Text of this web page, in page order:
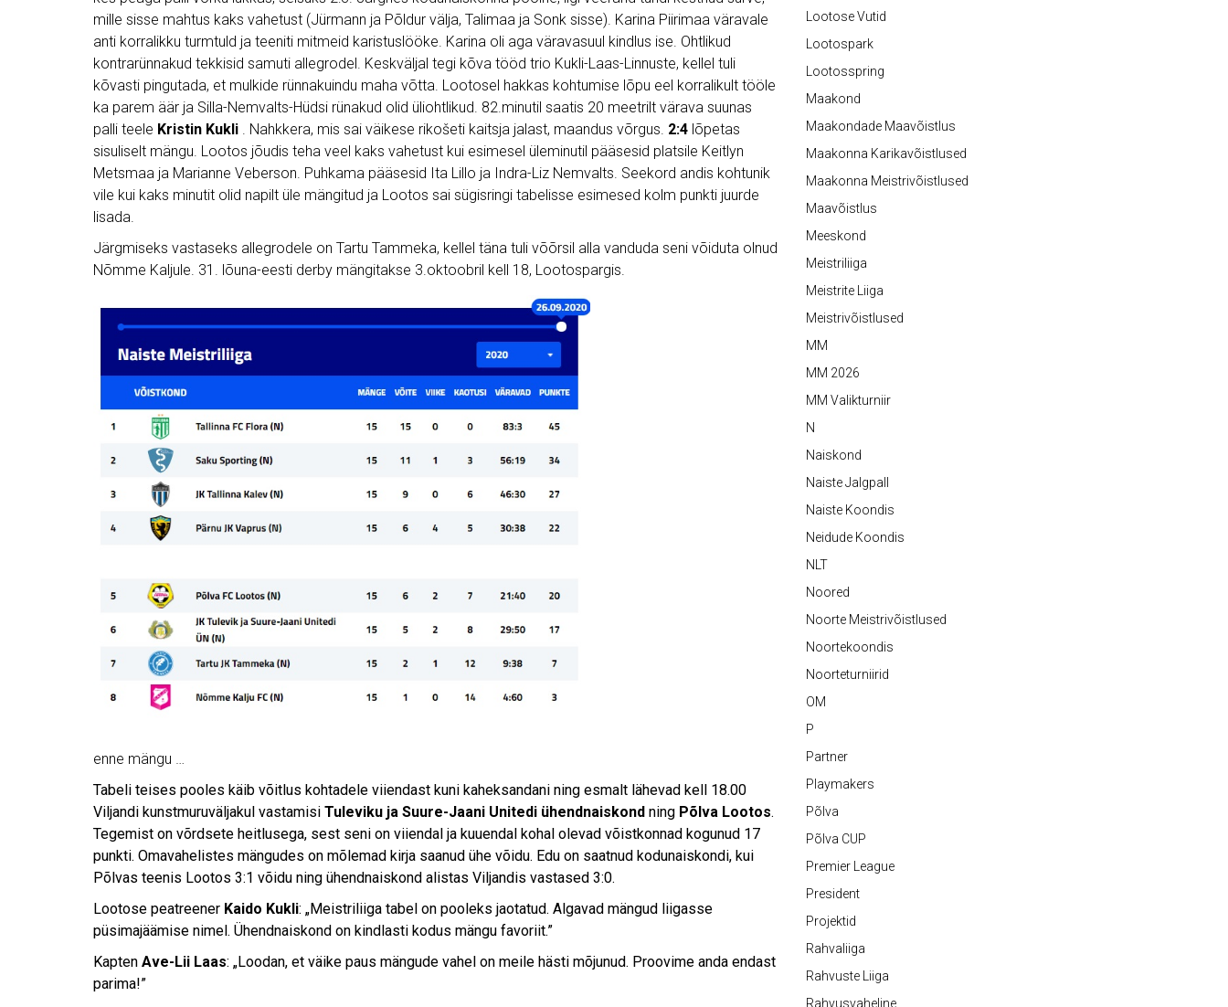
mille sisse mahtus kaks vahetust (Jürmann ja Põldur välja, Talimaa ja Sonk sisse). Karina Piirimaa väravale
anti korralikku turmtuld ja teeniti mitmeid karistuslööke. Karina oli aga väravasuul kindlus ise. Ohtlikud
kontrarünnakud tekkisid samuti allegrodel. Keskväljal tegi kõva tööd trio Kukli-Laas-Linnuste, kellel tuli
kõvasti pingutada, et mulkide rünnakuindu maha võtta. Lootosel hakkas kohtumise lõpu eel korralikult tööle
ka parem äär ja Silla-Nemvalts-Hüdsi rünakud olid üliohtlikud. 82.minutil saatis 20 meetrilt värava suunas
palli teele Kristin Kukli . Nahkkera, mis sai väikese rikošeti kaitsja jalast, maandus võrgus. 2:4 lõpetas
sisuliselt mängu. Lootos jõudis teha veel kaks vahetust kui esimesel üleminutil pääsesid platsile Keitlyn
Metsmaa ja Marianne Veberson. Puhkama pääsesid Ita Lillo ja Indra-Liz Nemvalts. Seekord andis kohtunik
vile kui kaks minutit olid napilt üle mängitud ja Lootos sai sügisringi tabelisse esimesed kolm punkti juurde
lisada.
Järgmiseks vastaseks allegrodele on Tartu Tammeka, kellel täna tuli võõrsil alla vanduda seni võiduta olnud
Nõmme Kaljule. 31. lõuna-eesti derby mängitakse 3.oktoobril kell 18, Lootospargis.
enne mängu …
Tabeli teises pooles käib võitlus kohtadele viiendast kuni kaheksandani ning esmalt lähevad kell 18.00
Viljandi kunstmuruväljakul vastamisi Tuleviku ja Suure-Jaani Unitedi ühendnaiskond ning Põlva Lootos.
Tegemist on võrdsete heitlusega, sest seni on viiendal ja kuuendal kohal olevad võistkonnad kogunud 17
punkti. Omavahelistes mängudes on mõlemad kirja saanud ühe võidu. Edu on saatnud kodunaiskondi, kui
Põlvas teenis Lootos 3:1 võidu ning ühendnaiskond alistas Viljandis vastased 3:0.
Lootose peatreener Kaido Kukli: „Meistriliiga tabel on pooleks jaotatud. Algavad mängud liigasse
püsimajäämise nimel. Ühendnaiskond on kindlasti kodus mängu favoriit.”
Kapten Ave-Lii Laas: „Loodan, et väike paus mängude vahel on meile hästi mõjunud. Proovime anda endast
parima!”
Lootose Vutid
Lootospark
Lootosspring
Maakond
Maakondade Maavõistlus
Maakonna Karikavõistlused
Maakonna Meistrivõistlused
Maavõistlus
Meeskond
Meistriliiga
Meistrite Liiga
Meistrivõistlused
MM
MM 2026
MM Valikturniir
N
Naiskond
Naiste Jalgpall
Naiste Koondis
Neidude Koondis
NLT
Noored
Noorte Meistrivõistlused
Noortekoondis
Noorteturniirid
OM
P
Partner
Playmakers
Põlva
Põlva CUP
Premier League
President
Projektid
Rahvaliiga
Rahvuste Liiga
Rahvusvaheline